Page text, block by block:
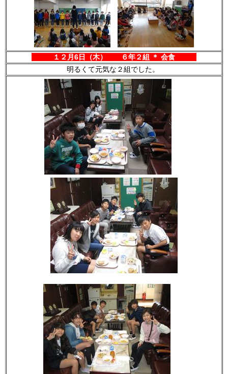
１２月6日（木） ６年２組 ＊ 会食
明るくて元気な２組でした。